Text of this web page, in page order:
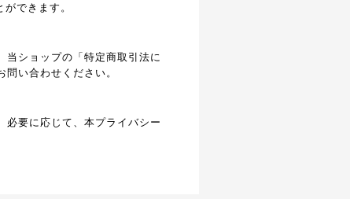
できます。
当ショップの「特定商取引法に
い合わせください。
必要に応じて、本プライバシー